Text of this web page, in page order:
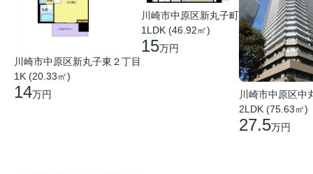
川崎市中原区新丸子東２丁目
1K (20.33㎡)
14万円
川崎市中原区新丸子町
1LDK (46.92㎡)
15万円
川崎市中原区中
2LDK (75.63㎡)
27.5万円